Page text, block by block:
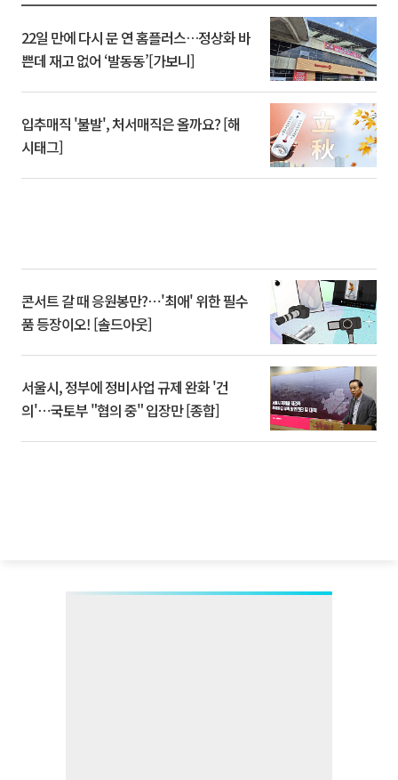
22일 만에 다시 문 연 홈플러스…정상화 바
쁜데 재고 없어 ‘발동동’[가보니]
입추매직 '불발', 처서매직은 올까요? [해
시태그]
콘서트 갈 때 응원봉만?⋯'최애' 위한 필수
품 등장이오! [솔드아웃]
서울시, 정부에 정비사업 규제 완화 '건
의'⋯국토부 "협의 중" 입장만 [종합]